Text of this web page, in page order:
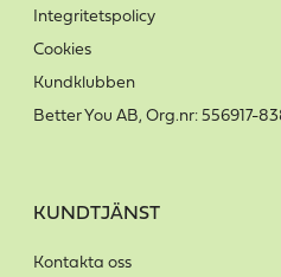
Integritetspolicy
Cookies
Kundklubben
Better You AB, Org.nr: 556917-
KUNDTJÄNST
Kontakta oss